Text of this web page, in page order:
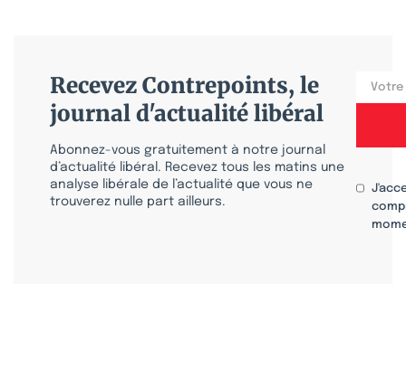
Recevez Contrepoints, le
journal d'actualité libéral
Abonnez-vous gratuitement à notre journal
d’actualité libéral. Recevez tous les matins une
analyse libérale de l’actualité que vous ne
trouverez nulle part ailleurs.